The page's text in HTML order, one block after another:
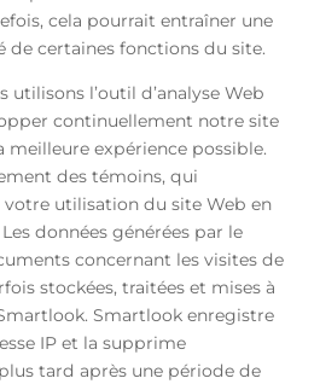
cela pourrait entraîner une
certaines fonctions du site.
utilisons l’outil d’analyse Web
continuellement notre site
expérience possible.
des témoins, qui
votre utilisation du site Web en
données générées par le
concernant les visites de
stockées, traitées et mises à
Smartlook enregistre
IP et la supprime
tard après une période de